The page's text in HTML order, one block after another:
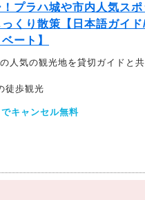
プラハ城や市内人気スポ
っくり散策【日本語ガイド
ート】
人気の観光地を貸切ガイドと共
徒歩観光
キャンセル無料